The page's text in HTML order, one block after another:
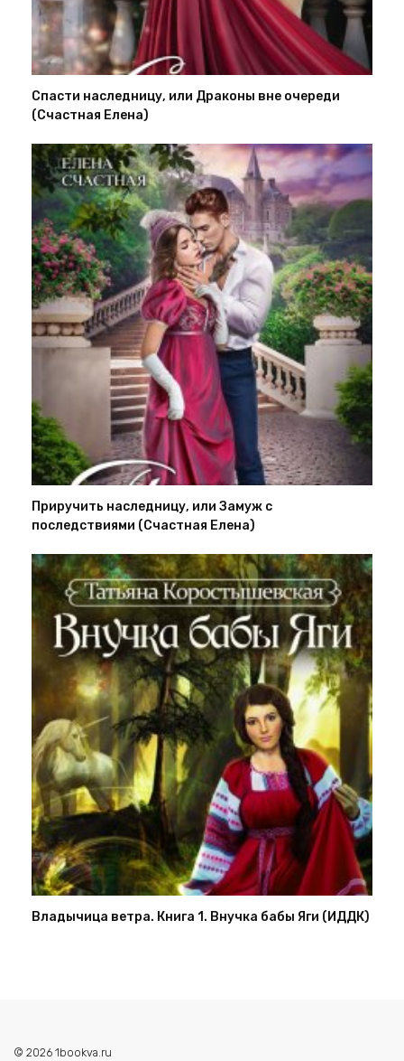
Спасти наследницу, или Драконы вне очереди
(Счастная Елена)
Приручить наследницу, или Замуж с
последствиями (Счастная Елена)
Владычица ветра. Книга 1. Внучка бабы Яги (ИДДК)
© 2026 1bookva.ru